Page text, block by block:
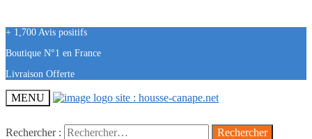
+ 1,700 Avis positifs
Boutique N°1 en France
Livraison Offerte
MENU
Rechercher :